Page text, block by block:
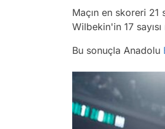
Maçın en skoreri
Wilbekin'in 17
Bu sonuçla Anadolu